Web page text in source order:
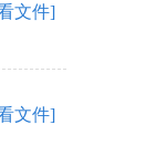
文件]
文件]